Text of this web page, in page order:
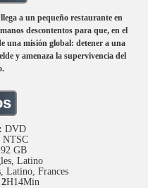
a un pequeño restaurante en
descontentos para que, en el
una misión global: detener a una
y amenaza la supervivencia del
DVD
NTSC
GB
Latino
Latino, Frances
H14Min